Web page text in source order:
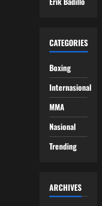
CATEGORIES
Boxing
Internasional
MMA
Nasional
Trending
ARCHIVES